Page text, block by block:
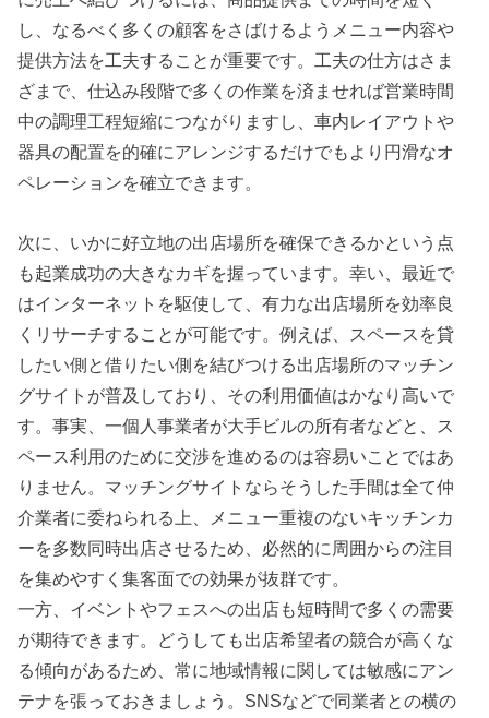
し、なるべく多くの顧客をさばけるようメニュー内容や
提供方法を工夫することが重要です。工夫の仕方はさま
ざまで、仕込み段階で多くの作業を済ませれば営業時間
中の調理工程短縮につながりますし、車内レイアウトや
器具の配置を的確にアレンジするだけでもより円滑なオ
ペレーションを確立できます。
次に、いかに好立地の出店場所を確保できるかという点
も起業成功の大きなカギを握っています。幸い、最近で
はインターネットを駆使して、有力な出店場所を効率良
くリサーチすることが可能です。例えば、スペースを貸
したい側と借りたい側を結びつける出店場所のマッチン
グサイトが普及しており、その利用価値はかなり高いで
す。事実、一個人事業者が大手ビルの所有者などと、ス
ペース利用のために交渉を進めるのは容易いことではあ
りません。マッチングサイトならそうした手間は全て仲
介業者に委ねられる上、メニュー重複のないキッチンカ
ーを多数同時出店させるため、必然的に周囲からの注目
を集めやすく集客面での効果が抜群です。
一方、イベントやフェスへの出店も短時間で多くの需要
が期待できます。どうしても出店希望者の競合が高くな
る傾向があるため、常に地域情報に関しては敏感にアン
テナを張っておきましょう。SNSなどで同業者との横の